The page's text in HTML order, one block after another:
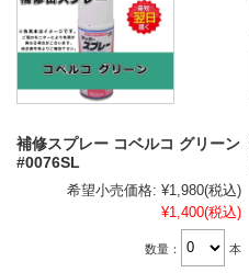
補修スプレー コベルコ グリーン
#0076SL
希望小売価格: ¥1,980(税込)
¥1,400(税込)
数量： 本